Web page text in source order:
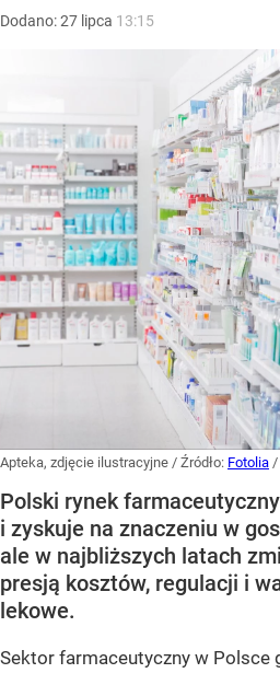
Dodano:27 lipca 13:15
Apteka, zdjęcie ilustracyjne / Źródło: Fotolia /
Polski rynek
i zyskuje na znaczeniu w
ale w najbliższych latach
presją kosztów, regulacji i
lekowe.
Sektor farmaceutyczny w Polsce